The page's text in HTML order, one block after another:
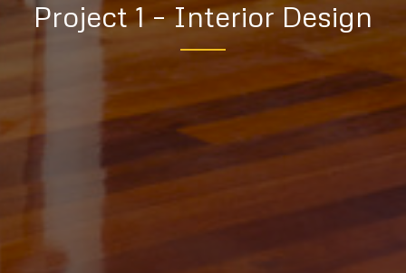
Project 1 – Interior Design